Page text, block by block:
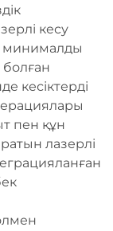
кесу
минималды
кесіктерді
пен құн
лазерлі